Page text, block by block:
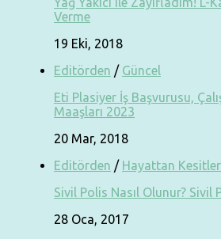
Verme
19 Eki, 2018
Editörden / Güncel
Eti Plasiyer İş Başvurusu,
Maaşları 2023
20 Mar, 2018
Editörden / Hayattan Kesitler
Sivil Polis Nasıl Olunur? Sivil
28 Oca, 2017